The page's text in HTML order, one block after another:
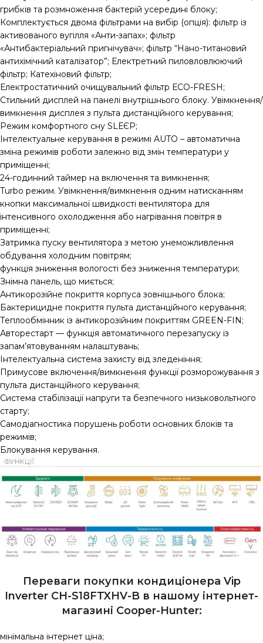
грибків та розмноження бактерій усередині блоку;
Комплектується двома фільтрами на вибір (опція): фільтр із
активованого вугілля «Анти-запах»; фільтр
«Антибактеріальний пригнічувач»; фільтр “Нано-титановий
антихімічний каталізатор”; Електретний пиловловлюючий
фільтр; Катехіновий фільтр;
Електростатичний очищувальний фільтр ЕСО-FRESH;
Стильний дисплей на панелі внутрішнього блоку. Увімкнення/
вимкнення дисплея з пульта дистанційного керування;
Режим комфортного сну SLЕЄР;
Інтелектуальне керування в режимі AUTO – автоматична
зміна режимів роботи залежно від змін температури у
приміщенні;
24-годинний таймер на включення та вимкнення;
Turbo режим. Увімкнення/вимкнення одним натисканням
кнопки максимальної швидкості вентилятора для
інтенсивного охолодження або нагрівання повітря в
приміщенні;
Затримка пуску вентилятора з метою унеможливлення
обдування холодним повітрям;
функція зниження вологості без зниження температури;
Знімна панель, що миється;
Антикорозійне покриття корпуса зовнішнього блока;
Бактерицидне покриття пульта дистанційного керування;
Теплообмінник із антикорозійним покриттям GREEN-FIN;
Авторестарт — функція автоматичного перезапуску із
запам’ятовуванням налаштувань;
Інтелектуальна система захисту від зледеніння;
Примусове включення/вимкнення функції розморожування з
пульта дистанційного керування;
Система стабілізації напруги та безпечного низьковольтного
старту;
Самодіагностика порушень роботи основних блоків та
режимів;
Блокування керування.
Переваги покупки кондиціонера Vip
Inverter CH-S18FTXHV-B в нашому інтернет-
магазині Сooper-Hunter:
мінімальна інтернет ціна;